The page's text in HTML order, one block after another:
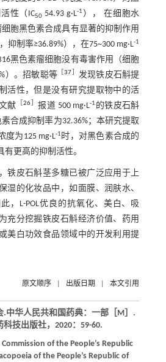
性（IC50 54.93 g·L-1 ）， 在细胞水
胞黑色素合成具有显著的抑制作用
，抑制率≥36.89%），在75~300 mg·L-1
黑色素瘤细胞没有毒害作用（细胞
）。招敏聪等 ［37
发现铁皮石斛提
活性，但是没有研究提取物中的活
献 ［26 ］报道 500 mg·L-1 的铁皮石斛
合成抑制率为32.36%；本研究提取
度为125 mg·L-1时，对黑色素合成的
有更高的抑制活性。
铁皮石斛茎多糖已被广泛应用于上
湿的化妆品中，如面膜、润肤水、
，L-POL优良的抗氧化、美白、吸
充分挖掘铁皮石斛经济价值、药用
美白功效食品领域中的开发利用提
原文顺序 出版日期 本文引用
.中华人民共和国药典：一部［M］.
技出版社， 2020：59-60.
of the People’s Republic
of the People’s Republic of